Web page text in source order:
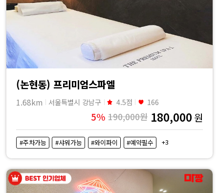
(논현동) 프리미엄스파엘
1.68km 서울특별시 강남구 4.5점 166
5% 190,000원 180,000 원
#주차가능 #샤워가능 #와이파이 #예약필수 +3